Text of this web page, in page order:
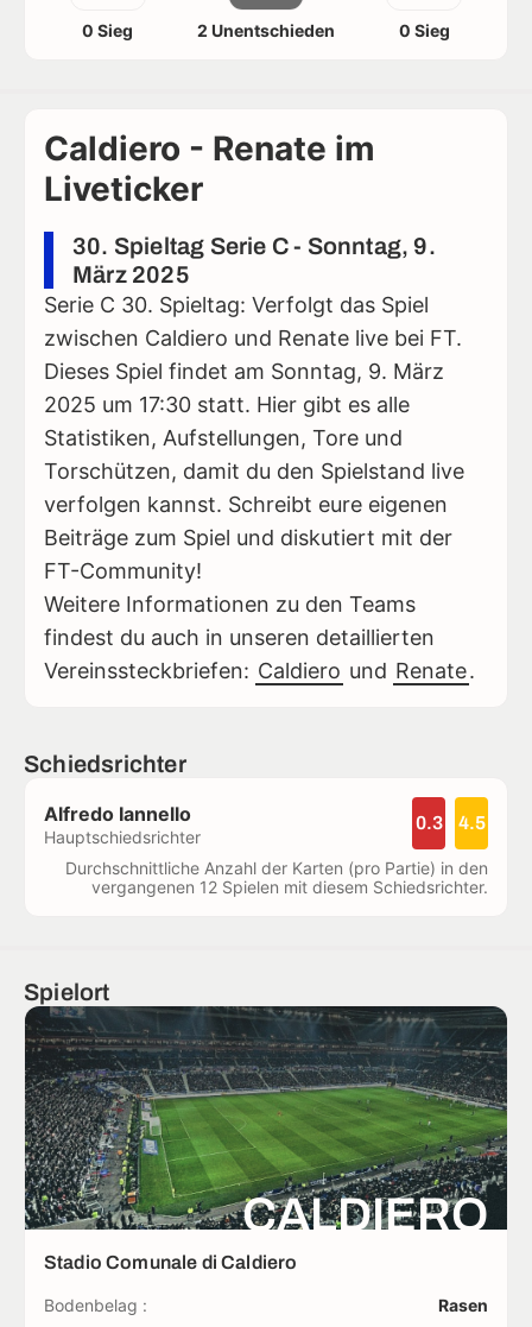
0 Sieg 2 Unentschieden 0 Sieg
Caldiero - Renate im
Liveticker
30. Spieltag Serie C - Sonntag, 9.
März 2025
Serie C 30. Spieltag: Verfolgt das Spiel
zwischen Caldiero und Renate live bei FT.
Dieses Spiel findet am Sonntag, 9. März
2025 um 17:30 statt. Hier gibt es alle
Statistiken, Aufstellungen, Tore und
Torschützen, damit du den Spielstand live
verfolgen kannst. Schreibt eure eigenen
Beiträge zum Spiel und diskutiert mit der
FT-Community!
Weitere Informationen zu den Teams
findest du auch in unseren detaillierten
Vereinssteckbriefen: Caldiero und Renate.
Schiedsrichter
Alfredo Iannello
Hauptschiedsrichter
0.3 4.5
Durchschnittliche Anzahl der Karten (pro Partie) in den
vergangenen 12 Spielen mit diesem Schiedsrichter.
Spielort
CALDIERO
Stadio Comunale di Caldiero
Bodenbelag :
Rasen